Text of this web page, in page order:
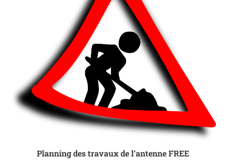
Planning des travaux de l’antenne FREE